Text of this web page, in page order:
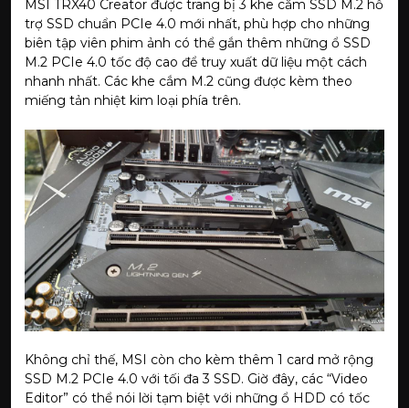
MSI TRX40 Creator được trang bị 3 khe cắm SSD M.2 hỗ
trợ SSD chuẩn PCIe 4.0 mới nhất, phù hợp cho những
biên tập viên phim ảnh có thể gắn thêm những ổ SSD
M.2 PCIe 4.0 tốc độ cao để truy xuất dữ liệu một cách
nhanh nhất. Các khe cắm M.2 cũng được kèm theo
miếng tản nhiệt kim loại phía trên.
Không chỉ thế, MSI còn cho kèm thêm 1 card mở rộng
SSD M.2 PCIe 4.0 với tối đa 3 SSD. Giờ đây, các “Video
Editor” có thể nói lời tạm biệt với những ổ HDD có tốc